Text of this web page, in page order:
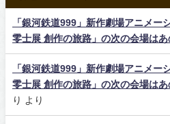
「銀河鉄道999」新作劇場アニメー
零士展 創作の旅路」の次の会場は
「銀河鉄道999」新作劇場アニメー
零士展 創作の旅路」の次の会場は
り
より